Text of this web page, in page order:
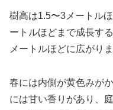
樹高は1.5〜3メートル
ートルほどまで成長す
メートルほどに広がりま
春には内側が黄色みが
には甘い香りがあり、